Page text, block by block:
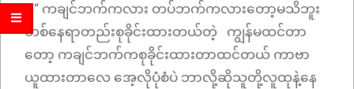
“ ကချင်ဘက်ကလား တပ်ဘက်ကလားတော့မသိဘူး
တစ်နေရာတည်းစုခိုင်းထားတယ်တဲ့ ကျွန်မထင်တာ
တော့ ကချင်ဘက်ကစုခိုင်းထားတာထင်တယ် ကာဗာ
ယူထားတာလေ အေ့လိုပုံစံပဲ ဘာလို့ဆိုသူတို့လူထုနဲ့နေ